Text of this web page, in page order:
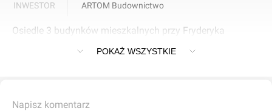
INWESTOR ARTOM Budownictwo
Osiedle 3 budynków mieszkalnych przy Fryderyka
Chopina w Tomaszowie Mazowieckim
POKAŻ WSZYSTKIE
Napisz komentarz